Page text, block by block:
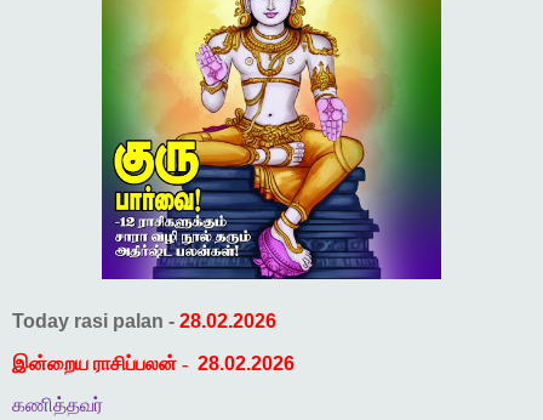
Today rasi palan - 28.02.2026
இன்றைய ராசிப்பலன் - 28.02.2026
கணித்தவர்